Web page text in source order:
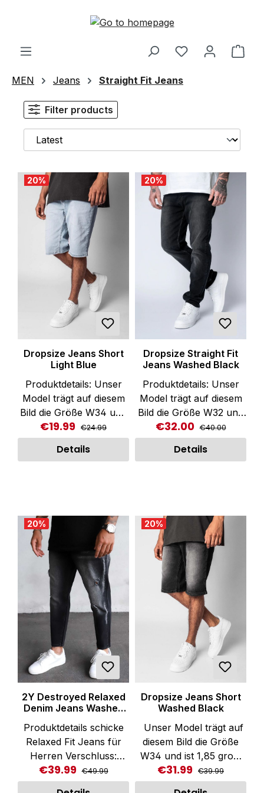
Skip to main content
MEN Jeans Straight Fit Jeans
Filter products
20%
Dropsize Jeans Short
Light Blue
Produktdetails: Unser
Model trägt auf diesem
Bild die Größe W34 und
ist 1,85 groß.
Blickfangende Jeans
Short in Hell Blau für
Praktisches Münzfach.
Reine Baumwolle bietet
exzellenten
Tragekomfort. Bequeme
Passform. Farbe: Blau
Material: 100%
Baumwolle Artikelnr.
DS-JS-H001LIGHT
Sale price:
€19.99 Regular price:
€24.99
Details
20%
Dropsize Straight Fit
Jeans Washed Black
Produktdetails: Unser
Model trägt auf diesem
Bild die Größe W32 und
ist 1,80 groß und hat ein
Körpergewicht von 73
Kilogramm.
Knopfleiste. Seitliche
Einschubtaschen.
Praktisches Münzfach.
Reine Baumwolle bietet
exzellenten
Tragekomfort. Bequeme
JS-002-BLK
Kat.: Straight Fit
JeansFarbe:
SchwarzMaterial: 100%
Baumwolle
Sale price:
€32.00 Regular price:
€40.00
Details
20%
2Y Destroyed Relaxed
Denim Jeans Washed
Produktdetails schicke
Relaxed Fit Jeans für
Herren Verschluss:
verdeckte Knopfleiste
Seitentaschen
Sale price:
€39.99 Regular price:
€49.99
20%
Dropsize Jeans Short
Washed Black
diesem Bild die Größe
W34 und ist 1,85 groß.
Blickfangende Jeans
Short in Black für
Sale price:
€31.99 Regular price:
€39.99